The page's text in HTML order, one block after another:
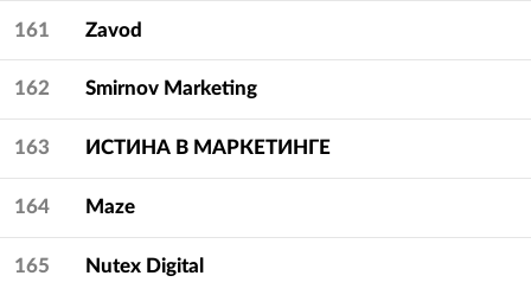
161 Zavod
162 Smirnov Marketing
163 ИСТИНА В МАРКЕТИНГЕ
164 Maze
165 Nutex Digital